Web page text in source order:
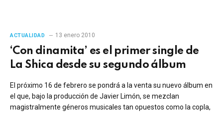
ACTUALIDAD 13 enero 2010
‘Con dinamita’ es el primer single de
La Shica desde su segundo álbum
El próximo 16 de febrero se pondrá a la venta su nuevo álbum en
el que, bajo la producción de Javier Limón, se mezclan
magistralmente géneros musicales tan opuestos como la copla,